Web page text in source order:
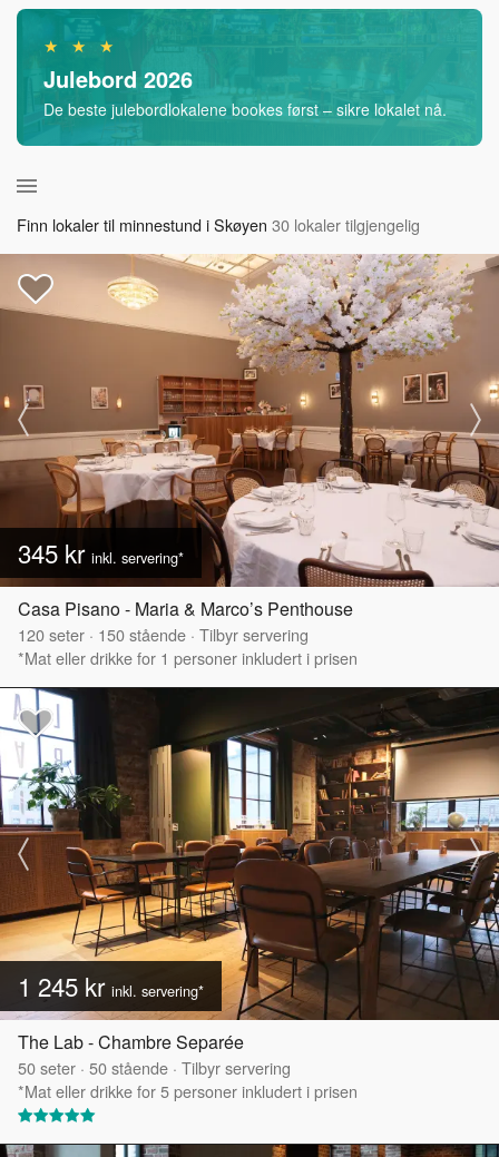
★ ★ ★
Julebord 2026
De beste julebordlokalene bookes først – sikre lokalet nå.
Finn lokaler til minnestund i Skøyen 30 lokaler tilgjengelig
345 kr inkl. servering*
Casa Pisano - Maria & Marco’s Penthouse
120seter · 150stående · Tilbyr servering
*Mat eller drikke for 1 personer inkludert i prisen
1 245 kr inkl. servering*
The Lab - Chambre Separée
50seter · 50stående · Tilbyr servering
*Mat eller drikke for 5 personer inkludert i prisen